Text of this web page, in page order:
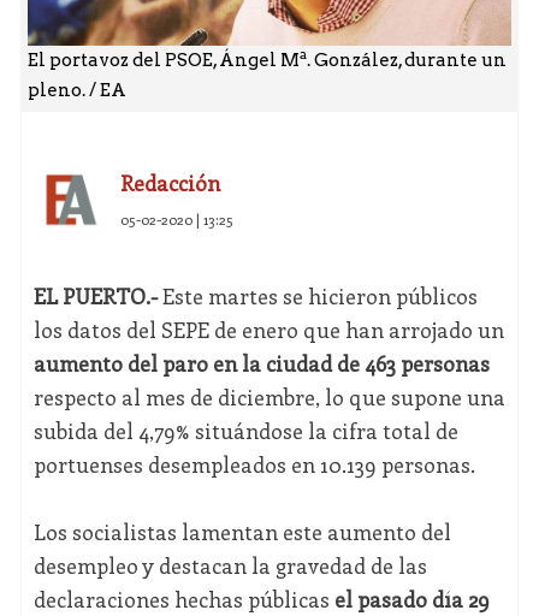
El portavoz del PSOE, Ángel Mª. González, durante un
pleno. / EA
Redacción
05-02-2020 | 13:25
EL PUERTO.-Este martes se hicieron públicos
los datos del SEPE de enero que han arrojado un
aumento del paro en la ciudad de 463 personas
respecto al mes de diciembre, lo que supone una
subida del 4,79% situándose la cifra total de
portuenses desempleados en 10.139 personas.
Los socialistas lamentan este aumento del
desempleo y destacan la gravedad de las
declaraciones hechas públicas el pasado día 29